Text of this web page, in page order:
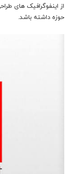
از اینفوگرافیک های
حوزه داشته باشد.